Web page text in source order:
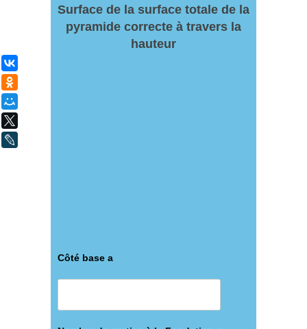
Surface de la surface totale de la
pyramide correcte à travers la
hauteur
Côté base a